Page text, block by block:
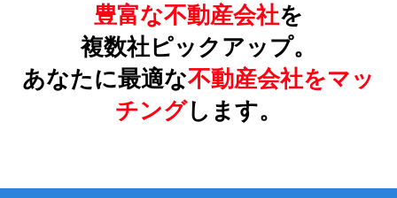
豊富な不動産会社を
複数社ピックアップ。
あなたに最適な不動産会社をマッ
チングします。